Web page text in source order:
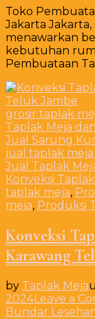
Toko
Jakarta
menawarkan
kebutuhan
Pembuataan
grosir taplak
Taplak Meja
Jual Sarung
jual taplak
Jual Taplak
Konveksi
taplak meja,
meja, Produksi
Konveksi
Karawang
by Taplak Meja
2024Leave a
Bundar